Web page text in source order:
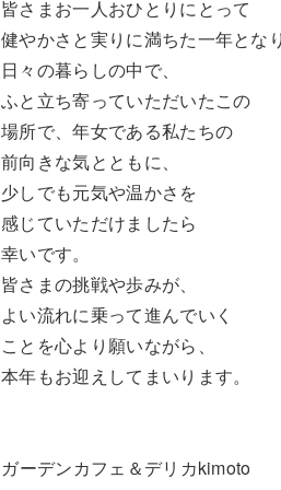
皆さまお一人おひとりにとって
健やかさと実りに満ちた一年とな
日々の暮らしの中で、
ふと立ち寄っていただいたこの
場所で、年女である私たちの
前向きな気とともに、
少しでも元気や温かさを
感じていただけましたら
幸いです。
皆さまの挑戦や歩みが、
よい流れに乗って進んでいく
ことを心より願いながら、
本年もお迎えしてまいります。⁡
⁡ガーデンカフェ＆デリカkimoto